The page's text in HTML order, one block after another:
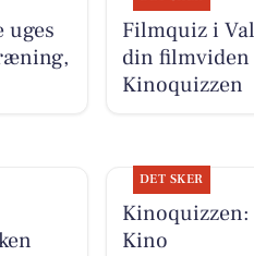
uges
Filmquiz i
din filmviden
Kinoquizzen
DET SKER
Kino